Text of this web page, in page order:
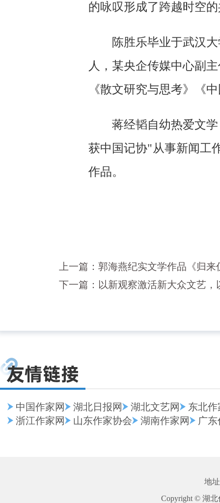
的咏叹形成了跨越时空
陈胜乐毕业于武汉
人，某央企传媒中心副
《散文研究与思考》《
蒋经韬自幼热爱文
获中国记协"从事新闻工
作品。
上一篇： 郭海燕纪实文学作品《归
下一篇： 以新观察激活新大众文艺
中国作家网 湖北日报网 湖北文艺网
东北作
浙江作家网
山东作家协会 湖南作家网 广
地
Copyright © 湖北